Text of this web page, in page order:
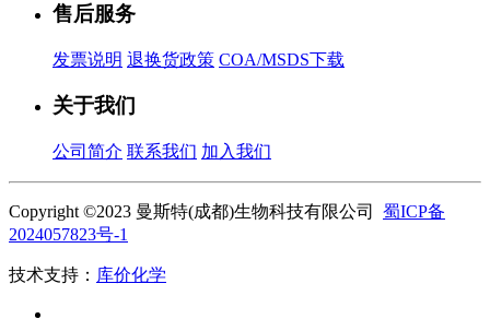
售后服务
发票说明 退换货政策 COA/MSDS下载
关于我们
公司简介 联系我们 加入我们
Copyright ©2023 曼斯特(成都)生物科技有限公司 蜀ICP备
2024057823号-1
技术支持： 库价化学